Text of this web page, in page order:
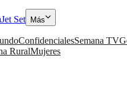
Jet Set Más
ConfidencialesSemana TV
RuralMujeres